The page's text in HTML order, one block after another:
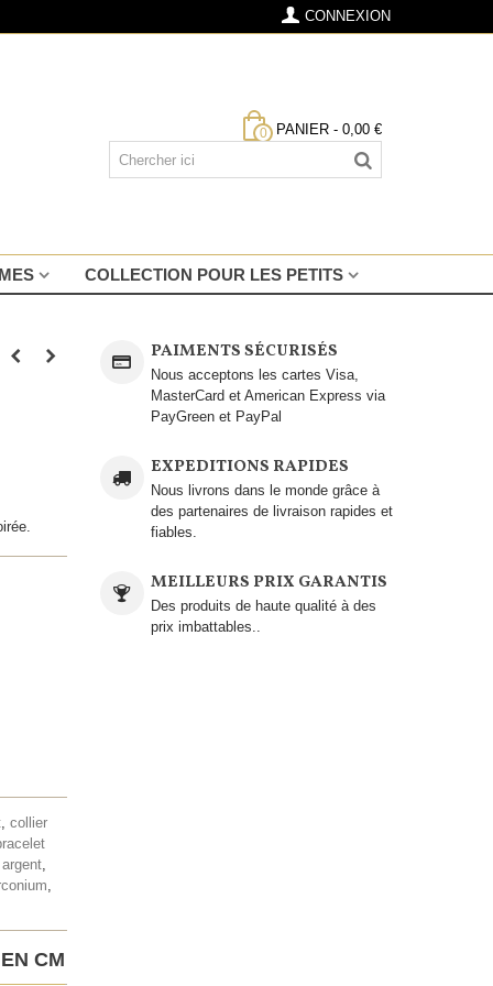
CONNEXION
0 PANIER - 0,00 €
COLLECTION POUR LES PETITS
, collier
,
,
CM
PAIMENTS SÉCURISÉS
Nous acceptons les cartes Visa,
MasterCard et American Express via
PayGreen et PayPal
EXPEDITIONS RAPIDES
Nous livrons dans le monde grâce à
des partenaires de livraison rapides et
fiables.
MEILLEURS PRIX GARANTIS
Des produits de haute qualité à des
prix imbattables..